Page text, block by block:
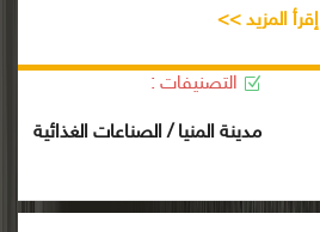
إقرأ المزيد >>
التصنيفات :
مدينة المنيا / الصناعات الغذائية